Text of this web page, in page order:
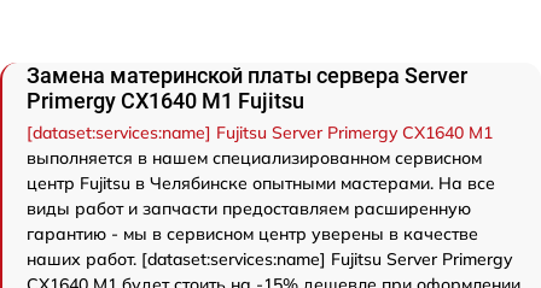
Замена материнской платы сервера Server
Primergy CX1640 M1 Fujitsu
[dataset:services:name] Fujitsu Server Primergy CX1640 M1
выполняется в нашем специализированном сервисном
центр Fujitsu в Челябинске опытными мастерами. На все
виды работ и запчасти предоставляем расширенную
гарантию - мы в сервисном центр уверены в качестве
наших работ. [dataset:services:name] Fujitsu Server Primergy